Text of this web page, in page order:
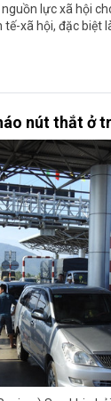
lực xã hội
xã hội, đặc biệt
nút thắt ở